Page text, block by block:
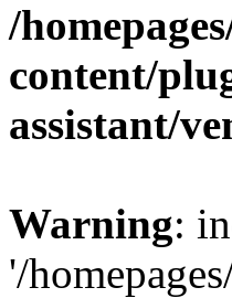
/
content/
assistant/
Warning:
'/